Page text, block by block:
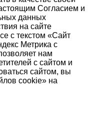
Согласием и
данных
на сайте
с текстом «Сайт
Метрика с
нам
с сайтом и
сайтом, вы
cookie» на